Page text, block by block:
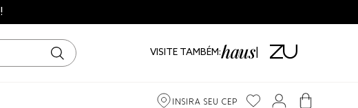
!
VISITE TAMBÉM:
INSIRA SEU CEP